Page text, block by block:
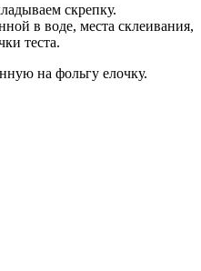
скрепку.
в воде, места склеивания,
теста.
на фольгу елочку.